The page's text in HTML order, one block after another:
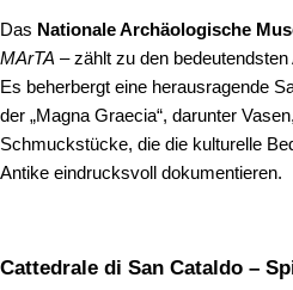
Das Nationale Archäologische
MArTA – zählt zu den
Es beherbergt eine herausragende
der „Magna Graecia“, darunter
Schmuckstücke, die die kulturelle
Antike eindrucksvoll dokumentieren.
Cattedrale di San Cataldo –